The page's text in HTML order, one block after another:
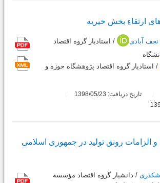
ارتقاءِ بخش خیریه
آبادی
/ استادیار گروه اقتصاد
/ استادیار گروه اقتصاد پژوهشگاه حوزه و
تاریخ دریافت: 1398/05/23
و الزامات رونق تولید در جمهوری اسلامی
/ دانشیار گروه اقتصاد مؤسسة